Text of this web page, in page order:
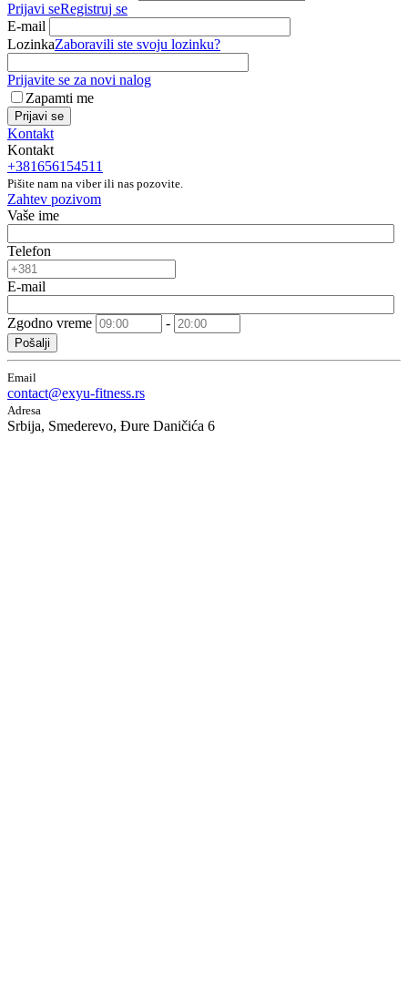
Prijavi seRegistruj se
E-mail
LozinkaZaboravili ste svoju lozinku?
Prijavite se za novi nalog
Zapamti me
Prijavi se
Kontakt
Kontakt
+381656154511
Pišite nam na viber ili nas pozovite.
Zahtev pozivom
Vaše ime
Telefon
E-mail
Zgodno vreme -
Pošalji
Email
contact@exyu-fitness.rs
Adresa
Srbija, Smederevo, Đure Daničića 6